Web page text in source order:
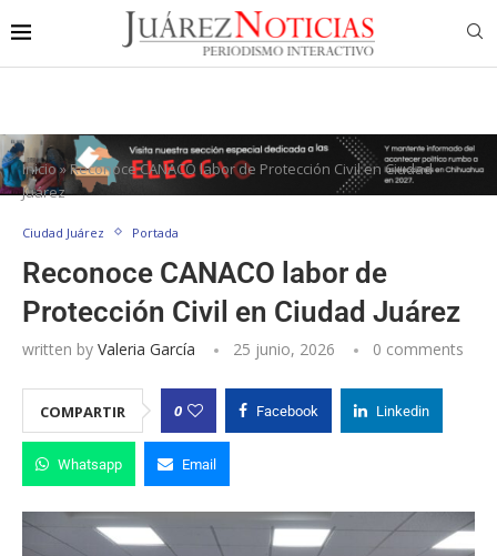
Inicio»Reconoce CANACO labor de Protección Civil en Ciudad
Juárez
Ciudad Juárez Portada
Reconoce CANACO labor de
Protección Civil en Ciudad Juárez
written by Valeria García 25 junio, 2026 0 comments
COMPARTIR 0 Facebook Linkedin
Whatsapp Email